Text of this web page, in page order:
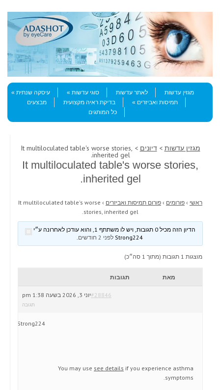
Menu
Skip to content
מגזין עדשות
לאתר עדשות סוגי עדשות
עיסקה שנתית
תמיסות ואביזרים
בדיקת ראיה מקצועית
מבצעים
כל המותגים
מגזין עדשות >דיונים > It multiloculated table's worse stories,
inherited gel.
It multiloculated table's worse stories,
inherited gel.
ראשי › פורומים › פורום תמיסות ואביזרים ›
It multiloculated table's worse
stories, inherited gel.
הדיון הזה מכיל 0 תגובות, ויש לו משתתף 1, והוא עודכן לאחרונה ע״י
Strong224
לפני 2 חודשים .
מוצגות 1 תגובות (מתוך 1 סה״כ)
מאת תגובות
יוני 3, 2026 בשעה 1:38 pm#28846
תגובה
Strong224
You may use see details if you experience asthma
symptoms.